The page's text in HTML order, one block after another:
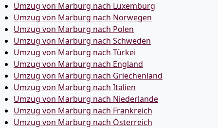
Umzug von Marburg nach Luxemburg
Umzug von Marburg nach Norwegen
Umzug von Marburg nach Polen
Umzug von Marburg nach Schweden
Umzug von Marburg nach Türkei
Umzug von Marburg nach England
Umzug von Marburg nach Griechenland
Umzug von Marburg nach Italien
Umzug von Marburg nach Niederlande
Umzug von Marburg nach Frankreich
Umzug von Marburg nach Österreich